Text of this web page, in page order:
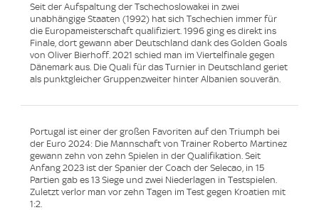
Seit der Aufspaltung der Tschechoslowakei in zwei
unabhängige Staaten (1992) hat sich Tschechien immer für
die Europameisterschaft qualifiziert. 1996 ging es direkt ins
Finale, dort gewann aber Deutschland dank des Golden Goals
von Oliver Bierhoff. 2021 schied man im Viertelfinale gegen
Dänemark aus. Die Quali für das Turnier in Deutschland geriet
als punktgleicher Gruppenzweiter hinter Albanien souverän.
Portugal ist einer der großen Favoriten auf den Triumph bei
der Euro 2024: Die Mannschaft von Trainer Roberto Martinez
gewann zehn von zehn Spielen in der Qualifikation. Seit
Anfang 2023 ist der Spanier der Coach der Selecao, in 15
Partien gab es 13 Siege und zwei Niederlagen in Testspielen.
Zuletzt verlor man vor zehn Tagen im Test gegen Kroatien mit
1:2.